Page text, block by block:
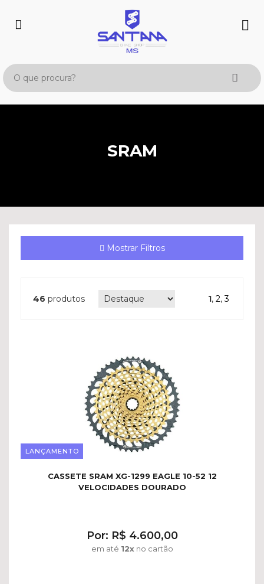
SRAM
Mostrar Filtros
46 produtos 1, 2,3
LANÇAMENTO
CASSETE SRAM XG-1299 EAGLE 10-52 12
VELOCIDADES DOURADO
Por: R$ 4.600,00
em até 12xno cartão